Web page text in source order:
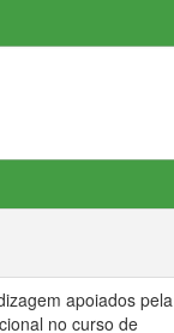
apoiados pela
no curso de